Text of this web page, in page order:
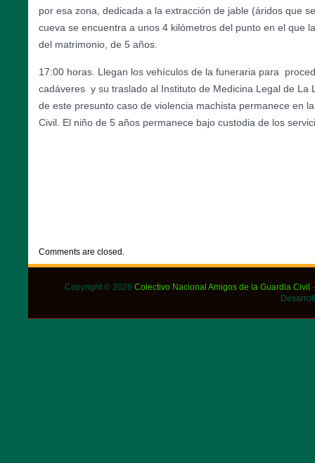
por esa zona, dedicada a la extracción de jable (áridos que
cueva se encuentra a unos 4 kilómetros del punto en el que
del matrimonio, de 5 años.
17:00 horas. Llegan los vehículos de la funeraria para
cadáveres y su traslado al Instituto de Medicina Legal de La
de este presunto caso de violencia machista permanece en
Civil. El niño de 5 años permanece bajo custodia de los
Comments are closed.
Copyright © 2026 Colectivo Nacional Amigos de la Guardia Civil